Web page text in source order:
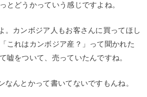
とどうかっていう感じですよね。
。カンボジア人もお客さんに買ってほし
これはカンボジア産？」って聞かれた
嘘をついて、売っていたんですね。
なんとかって書いてないですもんね。